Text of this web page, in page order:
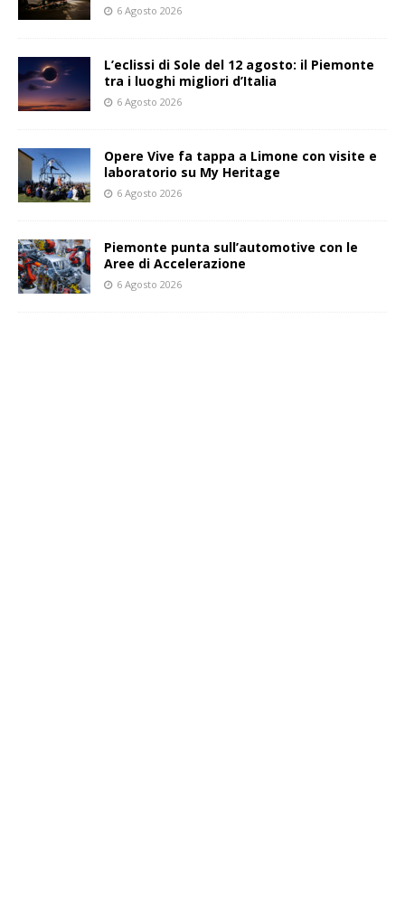
6 Agosto 2026
L’eclissi di Sole del 12 agosto: il Piemonte
tra i luoghi migliori d’Italia
6 Agosto 2026
Opere Vive fa tappa a Limone con visite e
laboratorio su My Heritage
6 Agosto 2026
Piemonte punta sull’automotive con le
Aree di Accelerazione
6 Agosto 2026